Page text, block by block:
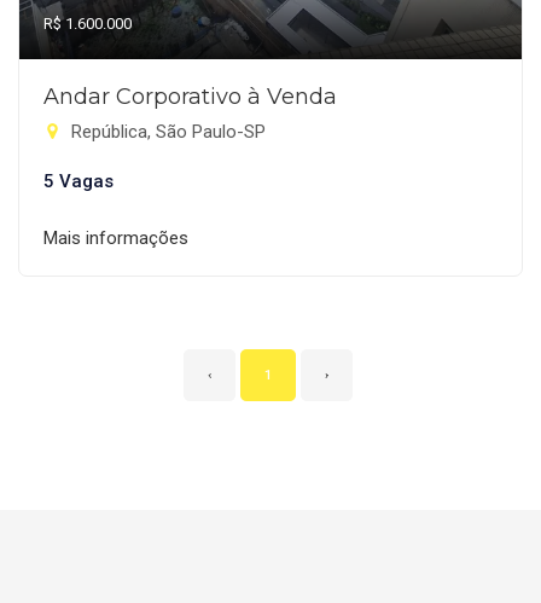
R$ 1.600.000
Andar Corporativo à Venda
República, São Paulo-SP
5 Vagas
Mais informações
‹ 1 ›